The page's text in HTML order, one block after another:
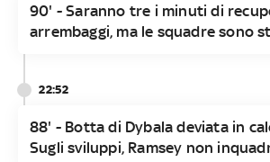
90' - Saranno tre i minuti di
arrembaggi, ma le squadre sono
22:52
88' - Botta di Dybala deviata in
Sugli sviluppi, Ramsey non